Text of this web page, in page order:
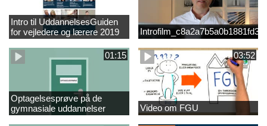
Intro til UddannelsesGuiden
for vejledere og lærere 2019
01:15
Optagelsesprøve på de
gymnasiale uddannelser
03:52
Video om FGU